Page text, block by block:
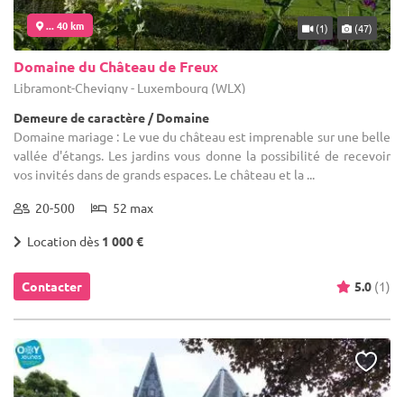
... 40 km (1) (47)
Domaine du Château de Freux
Libramont-Chevigny - Luxembourg (WLX)
Demeure de caractère / Domaine
Domaine mariage : Le vue du château est imprenable sur une belle
vallée d'étangs. Les jardins vous donne la possibilité de recevoir
vos invités dans de grands espaces. Le château et la ...
20-500 52 max
Location dès 1 000 €
Contacter 5.0 (1)